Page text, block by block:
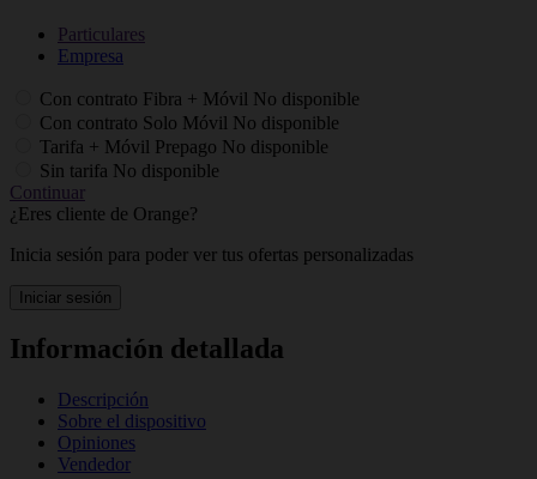
Particulares
Empresa
Con contrato Fibra + Móvil No disponible
Con contrato Solo Móvil No disponible
Tarifa + Móvil Prepago No disponible
Sin tarifa No disponible
Continuar
¿Eres cliente de Orange?
Inicia sesión para poder ver tus ofertas personalizadas
Iniciar sesión
Información detallada
Descripción
Sobre el dispositivo
Opiniones
Vendedor